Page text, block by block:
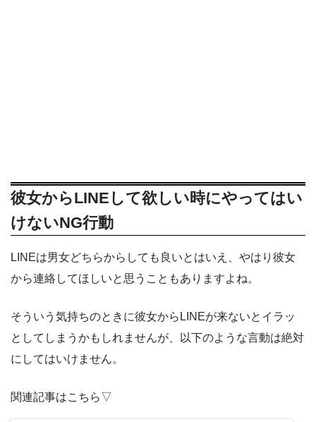
彼女からLINEして欲しい時にやってはい
けないNG行動
LINEは男女どちらからしても良いとはいえ、やはり彼女
から連絡してほしいと思うこともありますよね。
そういう気持ちのときに彼女からLINEが来ないとイラッ
としてしまうかもしれませんが、以下のような言動は絶対
にしてはいけません。
関連記事はこちら▽